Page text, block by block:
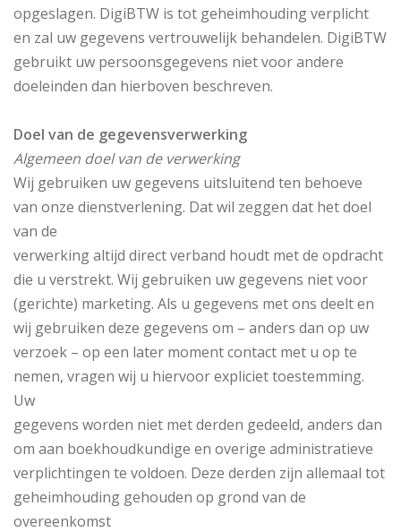
opgeslagen. DigiBTW is tot geheimhouding verplicht
en zal uw gegevens vertrouwelijk behandelen. DigiBTW
gebruikt uw persoonsgegevens niet voor andere
doeleinden dan hierboven beschreven.
Doel van de gegevensverwerking
Algemeen doel van de verwerking
Wij gebruiken uw gegevens uitsluitend ten behoeve
van onze dienstverlening. Dat wil zeggen dat het doel
van de
verwerking altijd direct verband houdt met de opdracht
die u verstrekt. Wij gebruiken uw gegevens niet voor
(gerichte) marketing. Als u gegevens met ons deelt en
wij gebruiken deze gegevens om – anders dan op uw
verzoek – op een later moment contact met u op te
nemen, vragen wij u hiervoor expliciet toestemming.
Uw
gegevens worden niet met derden gedeeld, anders dan
om aan boekhoudkundige en overige administratieve
verplichtingen te voldoen. Deze derden zijn allemaal tot
geheimhouding gehouden op grond van de
overeenkomst